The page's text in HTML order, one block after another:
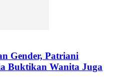
Gender, Patriani
Buktikan Wanita Juga